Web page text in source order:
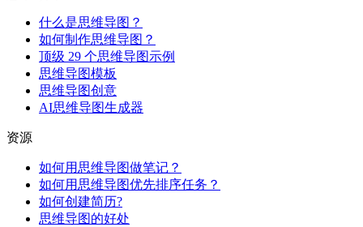
什么是思维导图？
如何制作思维导图？
顶级 29 个思维导图示例
思维导图模板
思维导图创意
AI思维导图生成器
资源
如何用思维导图做笔记？
如何用思维导图优先排序任务？
如何创建简历?
思维导图的好处